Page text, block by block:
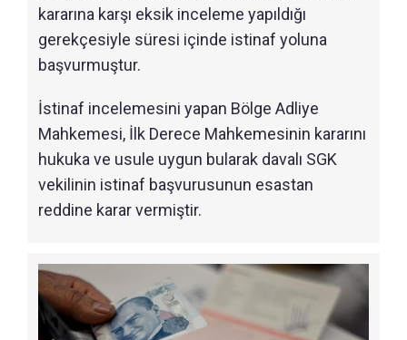
kararına karşı eksik inceleme yapıldığı
gerekçesiyle süresi içinde istinaf yoluna
başvurmuştur.
İstinaf incelemesini yapan Bölge Adliye
Mahkemesi, İlk Derece Mahkemesinin kararını
hukuka ve usule uygun bularak davalı SGK
vekilinin istinaf başvurusunun esastan
reddine karar vermiştir.